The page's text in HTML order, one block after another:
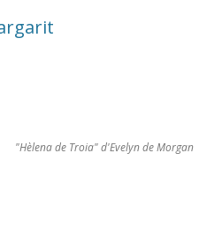
"Hèlena de Troia" d'Evelyn de Morgan